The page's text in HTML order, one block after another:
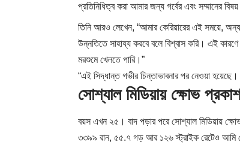
প্রতিনিধিত্ব করা আমার জন্য গর্বের এবং সম্মানের
তিনি আরও লেখেন, “আমার কেরিয়ারের এই সময়ে,
উন্নতিতে সাহায্য করবে বলে বিশ্বাস করি। এই
মরশুমে খেলতে পারি।”
“এই সিদ্ধান্ত গভীর চিন্তাভাবনার পর নেওয়া
সোশ্যাল মিডিয়ায় ক্ষোভ
বয়স এখন ২৫। বাদ পড়ার পরে সোশ্যাল মিডিয়ায়
৩৩৯৯ রান, ৫৫.৭ গড় আর ১২৬ স্ট্রাইক রেটেও আমি